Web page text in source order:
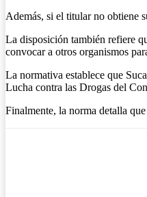
Además, si el titular no obtiene
La disposición también refiere
convocar a otros organismos
La normativa establece que
Lucha contra las Drogas del
Finalmente, la norma detalla